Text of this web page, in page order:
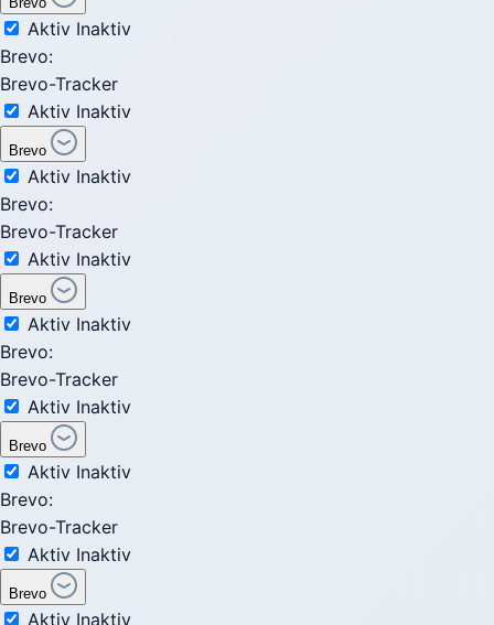
Aktiv Inaktiv
Brevo:
Brevo-Tracker
Aktiv Inaktiv
Brevo
Aktiv Inaktiv
Brevo:
Brevo-Tracker
Aktiv Inaktiv
Brevo
Aktiv Inaktiv
Brevo:
Brevo-Tracker
Aktiv Inaktiv
Brevo
Aktiv Inaktiv
Brevo:
Brevo-Tracker
Aktiv Inaktiv
Brevo
Aktiv Inaktiv